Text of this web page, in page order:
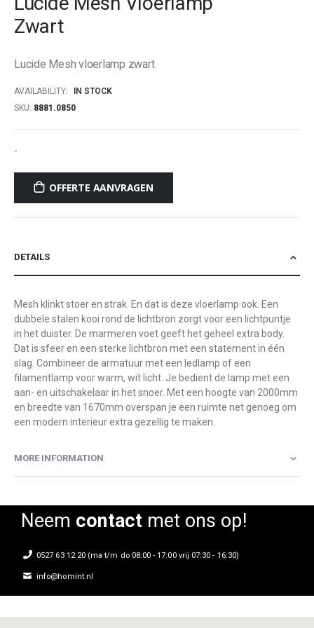
of
images
Zwart
Lucide Mesh vloerlamp zwart
AVAILABILITY:
IN STOCK
SKU 8881.0850
-
OFFERTE AANVRAGEN
DETAILS
Mesh klinkt stoer en strak. En dat is deze vloerlamp ook. Een
dubbele stalen kooi rond de lichtbron zorgt voor een lichtpuntje
in het duister. De marmeren voet geeft het geheel extra body.
Dat is sfeer en een sterke lichtbron met een statement in één
slag. Combineer de armatuur met een ledlamp of een
filamentlamp voor warm, wit licht. Je bedient de lamp met een
aan- en uitschakelaar in het snoer. Met een hoogte van 2000mm
en breedte van 1670mm overspan je een ruimte net genoeg om
een modern interieur extra gezellig te maken.
MORE INFORMATION
Neem contactmet ons op!
0527 63 12 20 (ma t/m do 08:00 - 17:00 vrij 07:30 - 16:30)
info@homint.nl